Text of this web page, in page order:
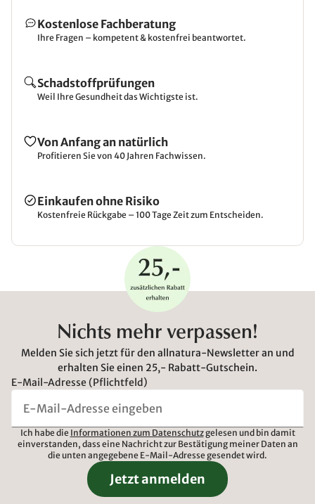
Kostenlose Fachberatung
Ihre Fragen – kompetent & kostenfrei beantwortet.
Schadstoffprüfungen
Weil Ihre Gesundheit das Wichtigste ist.
Von Anfang an natürlich
Profitieren Sie von 40 Jahren Fachwissen.
Einkaufen ohne Risiko
Kostenfreie Rückgabe – 100 Tage Zeit zum Entscheiden.
Nichts mehr verpassen!
Melden Sie sich jetzt für den allnatura-Newsletter an und
erhalten Sie einen 25,- Rabatt-Gutschein.
E-Mail-Adresse (Pflichtfeld)
Ich habe die Informationen zum Datenschutzgelesen und bin damit
einverstanden, dass eine Nachricht zur Bestätigung meiner Daten an
die unten angegebene E-Mail-Adresse gesendet wird.
Jetzt anmelden